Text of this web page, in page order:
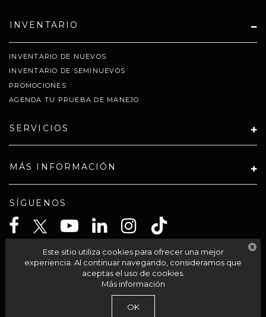
INVENTARIO
INVENTARIO DE NUEVOS
INVENTARIO DE SEMINUEVOS
PROMOCIONES
AGENDA TU PRUEBA DE MANEJO
SERVICIOS
MÁS INFORMACIÓN
SÍGUENOS
CELTA SOLUCIONES SA PI DE CV
Av Acueducto 95-int 201,Morelia,
Contáctanos |Aviso de Privacidad
Este sitio utiliza cookies para ofrecer una mejor
experiencia. Al continuar navegando, consideramos que
aceptas el uso de cookies.
Más información
OK